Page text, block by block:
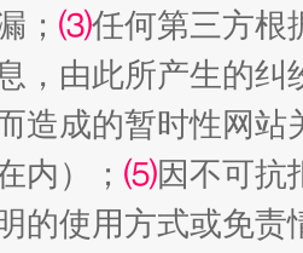
罪" "炒
； ⑶任何第三方根
，由此所产生的纠
造成的暂时性网
内）； ⑸因不可抗
的使用方式或免责